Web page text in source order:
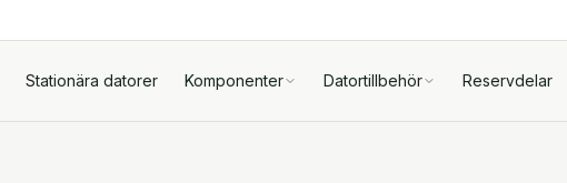
Stationära datorer Komponenter Datortillbehör Reservdelar